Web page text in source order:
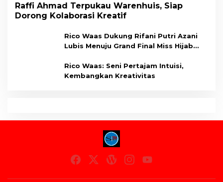
Raffi Ahmad Terpukau Warenhuis, Siap
Dorong Kolaborasi Kreatif
Rico Waas Dukung Rifani Putri Azani
Lubis Menuju Grand Final Miss Hijab
Rico Waas: Seni Pertajam Intuisi,
Kembangkan Kreativitas